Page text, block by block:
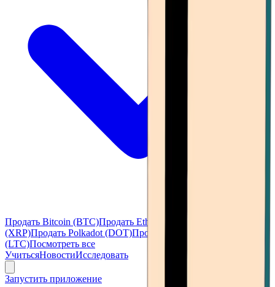
Продать Bitcoin (BTC)Продать Ethereum (ETH)
(XRP)Продать Polkadot (DOT)Продать Litecoin
(LTC)Посмотреть все
УчитьсяНовостиИсследовать
Запустить приложение